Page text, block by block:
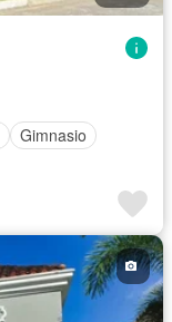
Gimnasio